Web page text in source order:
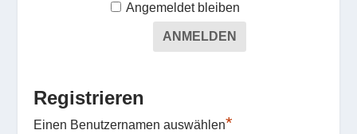
Angemeldet bleiben
Registrieren
Einen Benutzernamen auswählen*